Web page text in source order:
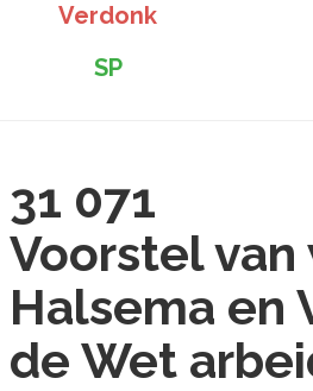
Verdonk
SP
31 071
Voorstel
Halsema en
de Wet